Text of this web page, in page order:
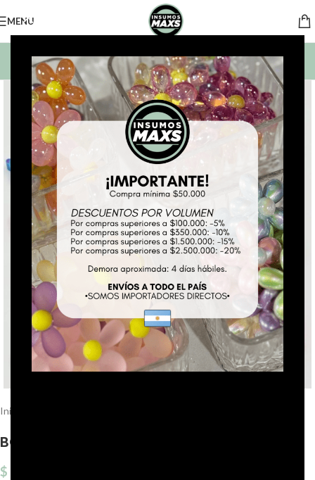
MENU
BUSCAR PRODUCTOS
Click to enlarge
Inicio
BOLSA DE FIMUS OSITOS X 1000 UNIDADES.
$